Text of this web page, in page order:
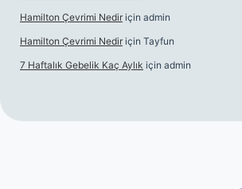
Hamilton Çevrimi Nedir için admin
Hamilton Çevrimi Nedir için Tayfun
7 Haftalık Gebelik Kaç Aylık için admin